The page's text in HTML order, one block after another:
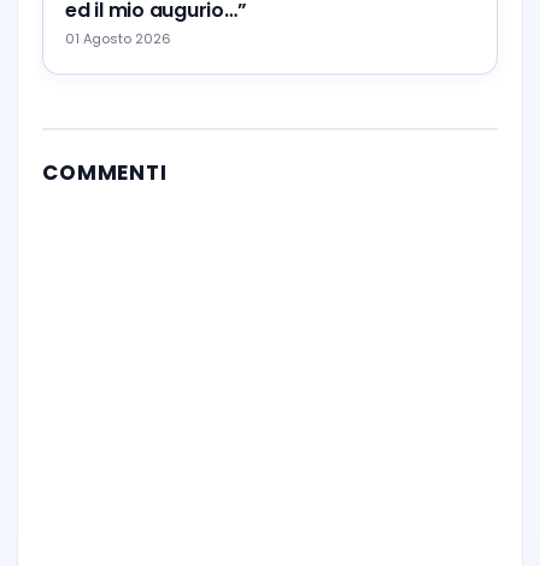
ed il mio augurio…”
01 Agosto 2026
COMMENTI